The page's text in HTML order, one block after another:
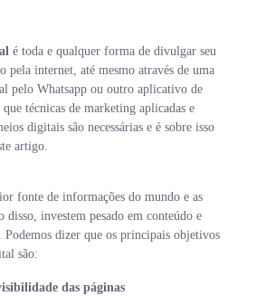
é toda e qualquer forma de divulgar seu
pela internet, até mesmo através de uma
pelo Whatsapp ou outro aplicativo de
que técnicas de marketing aplicadas e
digitais são necessárias e é sobre isso
artigo.
fonte de informações do mundo e as
disso, investem pesado em conteúdo e
dizer que os principais objetivos
são:
das páginas